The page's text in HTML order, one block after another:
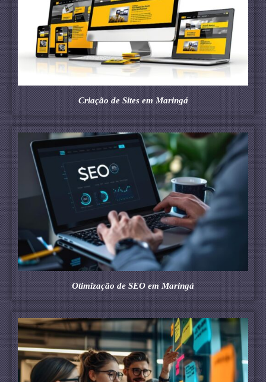
Criação de Sites em Maringá
Otimização de SEO em Maringá